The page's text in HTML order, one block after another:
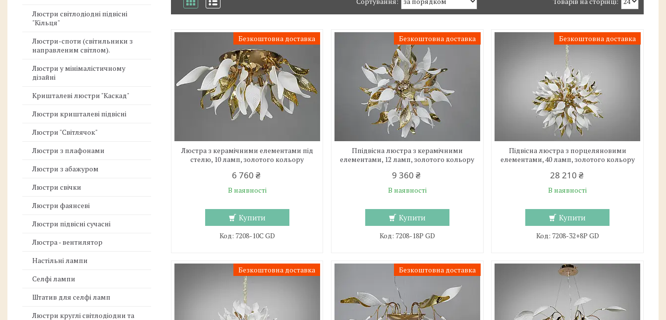
Безкоштовна доставка
Люстра з керамічними елементами під
стелю, 10 ламп, золотого кольору
6 760 ₴
В наявності
Купити
7208-10C GD
Безкоштовна доставка
Ппідвісна люстра з керамічними
елементами, 12 ламп, золотого кольору
9 360 ₴
В наявності
Купити
7208-18P GD
Безкоштовна доставка
Підвісна люстра з порцеляновими
елементами, 40 ламп, золотого кольору
28 210 ₴
В наявності
Купити
7208-32+8P GD
Безкоштовна доставка Безкоштовна доставка
Люстри світлодіодні підвісні
"Кільця"
Люстри-споти (світильники з
направленим світлом).
Люстри у мінімалістичному
дізайні
Кришталеві люстри "Каскад"
Люстри кришталеві підвісні
Люстри "Світлячок"
Люстри з плафонами
Люстри з абажуром
Люстри свічки
Люстри фаянсеві
Люстри підвісні сучасні
Люстра - вентилятор
Настільні лампи
Селфі лампи
Штатив для селфі ламп
Люстри круглі світлодіодни та